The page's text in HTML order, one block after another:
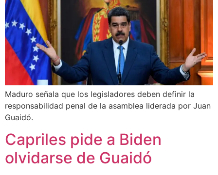
Maduro señala que los legisladores deben definir la
responsabilidad penal de la asamblea liderada por Juan
Guaidó.
Capriles pide a Biden
olvidarse de Guaidó